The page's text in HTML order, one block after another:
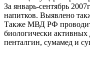
За январь-сентябрь
напитков. Выявлено
Также МВД РФ проводит
биологически
пенталгин, сумамед и